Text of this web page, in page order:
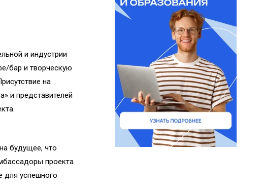
и индустрии
бар и творческую
на
и представителей
будущее, что
проекта
для успешного